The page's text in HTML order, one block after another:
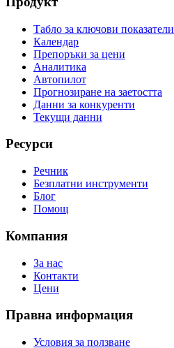
Табло за ключови показатели
Календар
Препоръки за цени
Аналитика
Автопилот
Прогнозиране на заетостта
Данни за конкуренти
Текущи данни
Ресурси
Речник
Безплатни инструменти
Блог
Помощ
Компания
За нас
Контакти
Цени
Правна информация
Условия за ползване